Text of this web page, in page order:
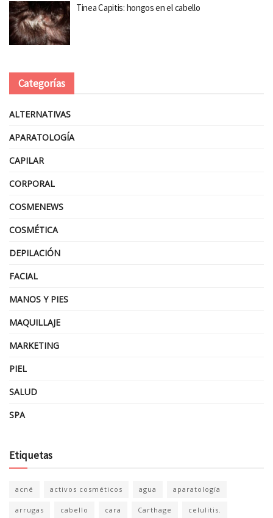
Tinea Capitis: hongos en el cabello
Categorías
ALTERNATIVAS
APARATOLOGÍA
CAPILAR
CORPORAL
COSMENEWS
COSMÉTICA
DEPILACIÓN
FACIAL
MANOS Y PIES
MAQUILLAJE
MARKETING
PIEL
SALUD
SPA
Etiquetas
acné activos cosméticos agua aparatología
arrugas cabello cara Carthage celulitis.